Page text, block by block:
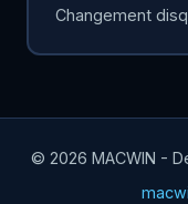
Changement
© 2026 MACWIN -